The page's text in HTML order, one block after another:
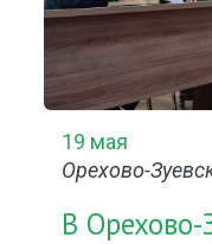
19 мая
Орехово-
В Орехово-